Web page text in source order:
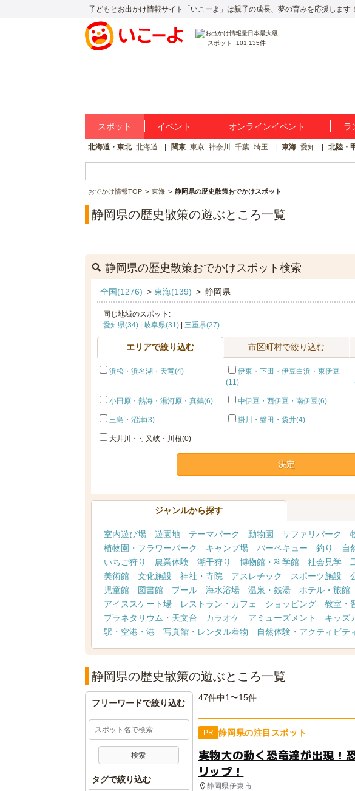
子どもとお出かけ情報サイト「いこーよ」は親子の成長、夢の育みを応援します！
スポット 101,135件
スポット イベント オンラインイベント ラ
北海道・東北 北海道 関東 東京 神奈川 千葉 埼玉 東海 愛知 北陸・
おでかけ情報TOP 東海 静岡県の歴史散策おでかけスポット
静岡県の歴史散策の遊ぶところ一覧
静岡県の歴史散策おでかけスポット検索
全国(1276) > 東海(139) > 静岡県
同じ地域のスポット:
愛知県(34)| 岐阜県(31)| 三重県(27)
エリアで絞り込む 市区町村で絞り込む
浜松・浜名湖・天竜(4)
伊東・下田・伊豆白浜・東伊豆
(11)
小田原・熱海・湯河原・真鶴(6) 中伊豆・西伊豆・南伊豆(6)
三島・沼津(3) 掛川・磐田・袋井(4)
大井川・寸又峡・川根(0)
決定
ジャンルから探す
室内遊び場 遊園地 テーマパーク 動物園 サファリパーク
植物園・フラワーパーク
キャンプ場 バーベキュー 釣り 自
いちご狩り
農業体験 潮干狩り 博物館・科学館 社会見学
美術館
文化施設 神社・寺院 アスレチック スポーツ施設
児童館
図書館 プール 海水浴場 温泉・銭湯 ホテル・旅館
アイススケート場
レストラン・カフェ ショッピング 教室・
プラネタリウム・天文台
カラオケ アミューズメント キッズ
駅・空港・港
写真館・レンタル着物 自然体験・アクティビテ
静岡県の歴史散策の遊ぶところ一覧
47件中1〜15件
PR 静岡県の注目スポット
実物大の動く恐竜達が出現！
リップ！
静岡県伊東市
フリーワードで絞り込む
タグで絞り込む